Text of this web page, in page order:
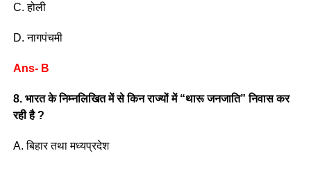
C. होली
D. नागपंचमी
Ans- B
8. भारत के निम्नलिखित में से किन राज्यों में “थारू जनजाति” निवास कर
रही है ?
A. बिहार तथा मध्यप्रदेश